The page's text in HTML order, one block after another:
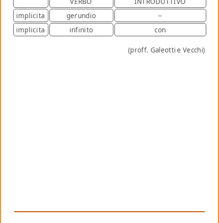
implicita
gerundio
--
implicita
infinito con
(proff. Galeotti e Vecchi)